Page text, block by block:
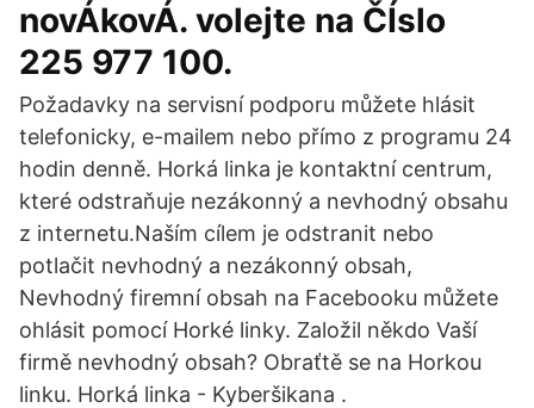
novÁkovÁ. volejte na ČÍslo
225 977 100.
Požadavky na servisní podporu můžete hlásit
telefonicky, e-mailem nebo přímo z programu 24
hodin denně. Horká linka je kontaktní centrum,
které odstraňuje nezákonný a nevhodný obsahu
z internetu.Naším cílem je odstranit nebo
potlačit nevhodný a nezákonný obsah,
Nevhodný firemní obsah na Facebooku můžete
ohlásit pomocí Horké linky. Založil někdo Vaší
firmě nevhodný obsah? Obraťtě se na Horkou
linku. Horká linka - Kyberšikana .